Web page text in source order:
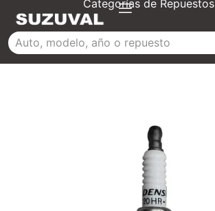
Categorías de Repuestos